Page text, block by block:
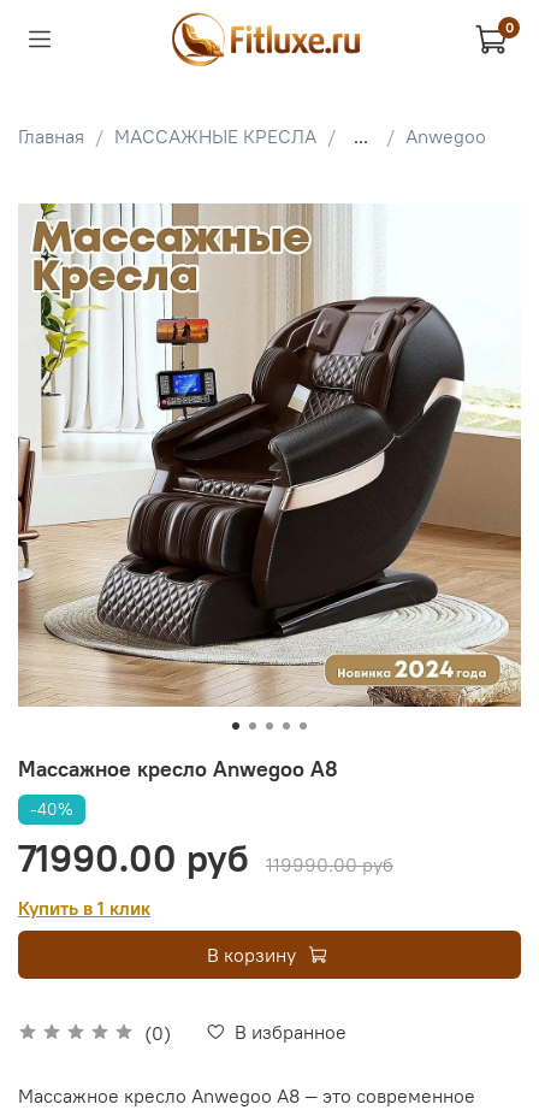
0
Главная МАССАЖНЫЕ КРЕСЛА ... Anwegoo
Массажное кресло Anwegoo A8
(0) В избранное
-40%
71990.00 руб
119990.00 руб
Купить в 1 клик
В корзину
Массажное кресло Anwegoo A8 — это современное